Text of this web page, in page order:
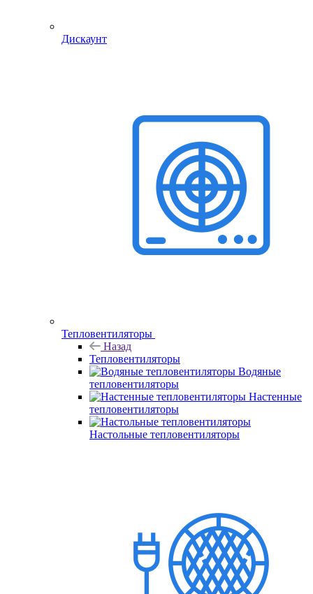
Дискаунт
Тепловентиляторы
Назад
Тепловентиляторы
Водяные
тепловентиляторы
Настенные
тепловентиляторы
Настольные тепловентиляторы